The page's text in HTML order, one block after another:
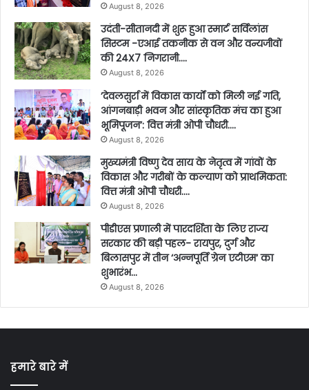
August 8, 2026
उदंती-सीतानदी में शुरू हुआ स्मार्ट सर्विलांस
सिस्टम -एआई तकनीक से वन और वन्यजीवों
की 24X7 निगरानी….
August 8, 2026
’देवलसुर्रा में विकास कार्यों को मिली नई गति,
आंगनबाड़ी भवन और सांस्कृतिक मंच का हुआ
भूमिपूजन’: वित्त मंत्री ओपी चौधरी….
August 8, 2026
मुख्यमंत्री विष्णु देव साय के नेतृत्व में गांवों के
विकास और गरीबों के कल्याण को प्राथमिकता:
वित्त मंत्री ओपी चौधरी….
August 8, 2026
पीडीएस प्रणाली में पारदर्शिता के लिए राज्य
सरकार की बड़ी पहल- रायपुर, दुर्ग और
बिलासपुर में तीन ‘अन्नपूर्ति ग्रेन एटीएम‘ का
शुभारंभ…
August 8, 2026
हमारे बारे में